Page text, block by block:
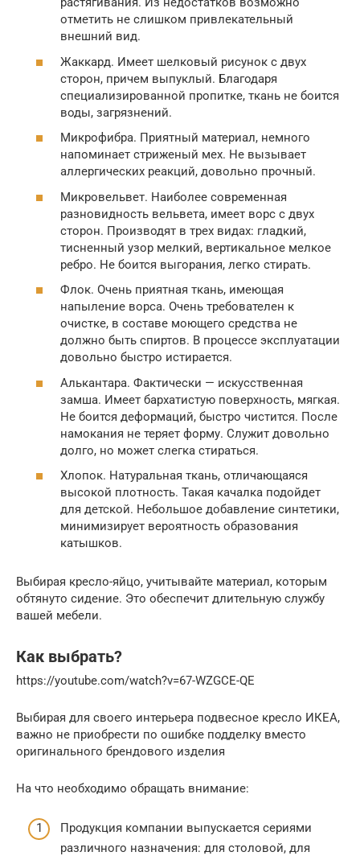
отметить не слишком привлекательный
внешний вид.
Жаккард. Имеет шелковый рисунок с двух
сторон, причем выпуклый. Благодаря
специализированной пропитке, ткань не боится
воды, загрязнений.
Микрофибра. Приятный материал, немного
напоминает стриженый мех. Не вызывает
аллергических реакций, довольно прочный.
Микровельвет. Наиболее современная
разновидность вельвета, имеет ворс с двух
сторон. Производят в трех видах: гладкий,
тисненный узор мелкий, вертикальное мелкое
ребро. Не боится выгорания, легко стирать.
Флок. Очень приятная ткань, имеющая
напыление ворса. Очень требователен к
очистке, в составе моющего средства не
должно быть спиртов. В процессе эксплуатации
довольно быстро истирается.
Алькантара. Фактически — искусственная
замша. Имеет бархатистую поверхность, мягкая.
Не боится деформаций, быстро чистится. После
намокания не теряет форму. Служит довольно
долго, но может слегка стираться.
Хлопок. Натуральная ткань, отличающаяся
высокой плотность. Такая качалка подойдет
для детской. Небольшое добавление синтетики,
минимизирует вероятность образования
катышков.
Выбирая кресло-яйцо, учитывайте материал, которым
обтянуто сидение. Это обеспечит длительную службу
вашей мебели.
Как выбрать?
https://youtube.com/watch?v=67-WZGCE-QE
Выбирая для своего интерьера подвесное кресло ИКЕА,
важно не приобрести по ошибке подделку вместо
оригинального брендового изделия
На что необходимо обращать внимание:
Продукция компании выпускается сериями
различного назначения: для столовой, для